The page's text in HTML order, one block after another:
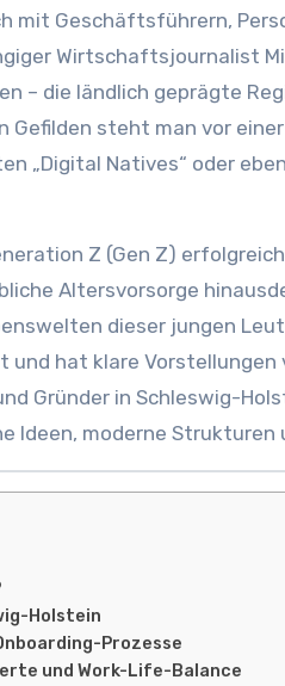
mit Geschäftsführern,
Wirtschaftsjournalist
– die ländlich geprägte
Gefilden steht man vor
„Digital Natives“ oder
Z (Gen Z)
Altersvorsorge
dieser jungen
hat klare Vorstellungen
Gründer in Schleswig-
moderne Strukturen
Holstein
Prozesse
und Work-Life-Balance